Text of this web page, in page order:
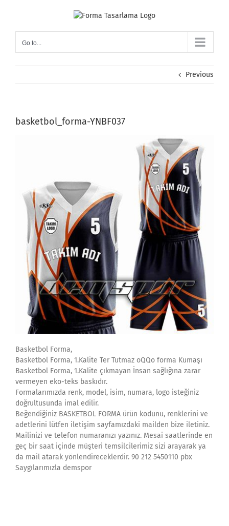
Go to...
Previous
basketbol_forma-YNBF037
Basketbol Forma,
Basketbol Forma, 1.Kalite Ter Tutmaz oQQo forma Kumaşı
Basketbol Forma, 1.Kalite çıkmayan İnsan sağlığına zarar
vermeyen eko-teks baskıdır.
Formalarımızda renk, model, isim, numara, logo isteğiniz
doğrultusunda imal edilir.
Beğendiğiniz BASKETBOL FORMA ürün kodunu, renklerini ve
adetlerini lütfen iletişim sayfamızdaki mailden bize iletiniz.
Mailinizi ve telefon numaranızı yazınız. Mesai saatlerinde en
geç bir saat içinde müşteri temsilcilerimiz sizi arayarak ya
da mail atarak yönlendireceklerdir. 90 212 5450110 pbx
Saygılarımızla demspor